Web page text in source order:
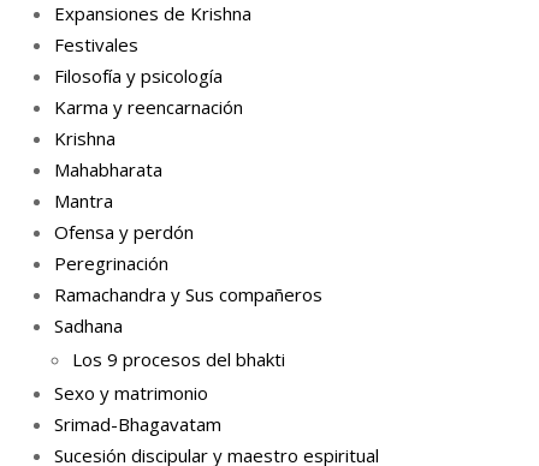
Expansiones de Krishna
Festivales
Filosofía y psicología
Karma y reencarnación
Krishna
Mahabharata
Mantra
Ofensa y perdón
Peregrinación
Ramachandra y Sus compañeros
Sadhana
Los 9 procesos del bhakti
Sexo y matrimonio
Srimad-Bhagavatam
Sucesión discipular y maestro espiritual